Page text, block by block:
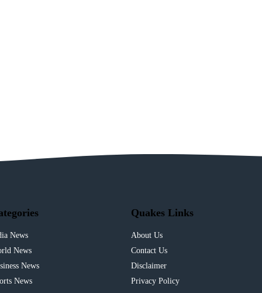
News
News
News
News
Quakes Links
About Us
Contact Us
Disclaimer
Privacy Policy